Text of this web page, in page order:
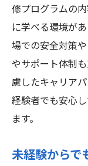
修プログラムの
に学べる環境が
場での安全対策
やサポート体制
慮したキャリア
経験者でも安心
ます。
未経験からで